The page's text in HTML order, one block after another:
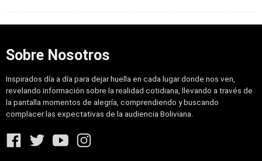
Sobre Nosotros
Inspirados día a día para dejar huella en cada lugar donde nos ven,
revelando información sobre la realidad cotidiana, llevando a través de
la pantalla momentos de alegría, comprendiendo y buscando
complacer las expectativas de la audiencia Boliviana.